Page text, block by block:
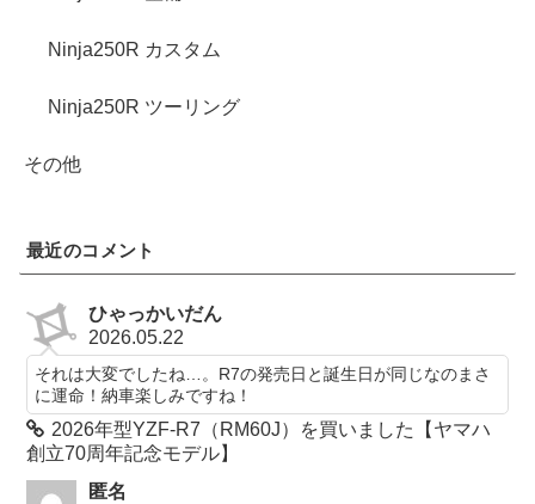
Ninja250R カスタム
Ninja250R ツーリング
その他
最近のコメント
ひゃっかいだん
2026.05.22
それは大変でしたね…。R7の発売日と誕生日が同じなのまさ
に運命！納車楽しみですね！
2026年型YZF-R7（RM60J）を買いました【ヤマハ
創立70周年記念モデル】
匿名